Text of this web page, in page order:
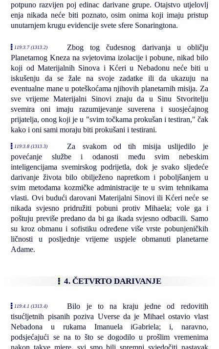
potpuno razvijen poj edinac darivane grupe. Otajstvo utjelovlj
enja nikada neće biti poznato, osim onima koji imaju pristup
unutarnjem krugu evidencije svete sfere Sonaringtona.
119:3.7 (1313.2)
Zbog tog čudesnog darivanja u obličju
Planetarnog Kneza na svjetovima izolacije i pobune, nikad bilo
koji od Materijalnih Sinova i Kćeri u Nebadonu neće biti u
iskušenju da se žale na svoje zadatke ili da ukazuju na
eventualne mane u poteškoćama njihovih planetarnih misija. Za
sve vrijeme Materijalni Sinovi znaju da u Sinu Stvoritelju
svemira oni imaju razumijevanje suverena i suosjećajnog
prijatelja, onog koji je u "svim točkama prokušan i testiran," čak
kako i oni sami moraju biti prokušani i testirani.
119:3.8 (1313.3)
Za svakom od tih misija uslijedilo je
povećanje službe i odanosti među svim nebeskim
inteligencijama svemirskog podrijetla, dok je svako sljedeće
darivanje života bilo obilježeno napretkom i poboljšanjem u
svim metodama kozmičke administracije te u svim tehnikama
vlasti. Ovi budući darovani Materijalni Sinovi ili Kćeri neće se
nikada svjesno pridružiti pobuni protiv Mihaela; vole ga i
poštuju previše predano da bi ga ikada svjesno odbacili. Samo
su kroz obmanu i sofistiku određene više vrste pobunjeničkih
ličnosti u posljednje vrijeme uspjele obmanuti planetarne
Adame.
4. ČETVRTO DARIVANJE
119:4.1 (1313.4)
Bilo je to na kraju jedne od redovitih
tisućljetnih pisanih poziva Uverse da je Mihael ostavio vlast
Nebadona u rukama Imanuela iGabriela; i, naravno,
podsjećajući se na to što se dogodilo u prošlim vremenima
nakon takve mjere, svi smo bili spremni svjedočiti nastavak